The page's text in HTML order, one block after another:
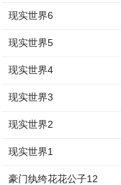
现实世界6
现实世界5
现实世界4
现实世界3
现实世界2
现实世界1
豪门纨绔花花公子12